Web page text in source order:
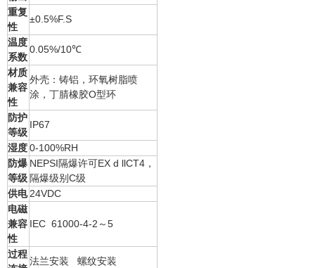
重复
性
±0.5%F.S
温度
系数
0.05%/10℃
材质
兼容
性
外壳：铸铝，环氧树脂喷
涂，丁腈橡胶O型环
防护
等级
IP67
湿度0-100%RH
防爆
等级
NEPSI隔爆许可EX d llCT4，
隔爆级别C级
供电 24VDC
电磁
兼容
性
IEC 61000-4-2～5
过程
法兰安装 螺纹安装